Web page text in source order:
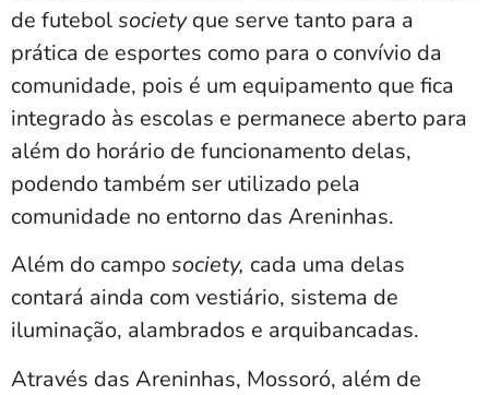
de futebolsocietyque serve tanto para a
prática de esportes como para o convívio da
comunidade, pois é um equipamento que fica
integrado às escolas e permanece aberto para
além do horário de funcionamento delas,
podendo também ser utilizado pela
comunidade no entorno das Areninhas.
Além do camposociety, cada uma delas
contará ainda com vestiário, sistema de
iluminação, alambrados e arquibancadas.
Através das Areninhas, Mossoró, além de